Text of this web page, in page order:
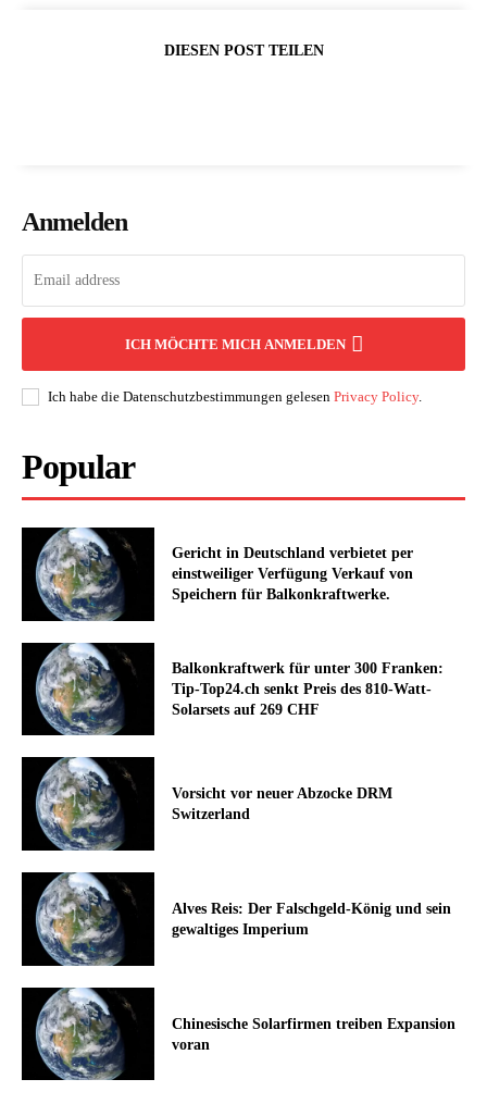
DIESEN POST TEILEN
Anmelden
ICH MÖCHTE MICH ANMELDEN
Ich habe die Datenschutzbestimmungen gelesen Privacy Policy.
Popular
Gericht in Deutschland verbietet per
einstweiliger Verfügung Verkauf von
Speichern für Balkonkraftwerke.
Balkonkraftwerk für unter 300 Franken:
Tip-Top24.ch senkt Preis des 810-Watt-
Solarsets auf 269 CHF
Vorsicht vor neuer Abzocke DRM
Switzerland
Alves Reis: Der Falschgeld-König und sein
gewaltiges Imperium
Chinesische Solarfirmen treiben Expansion
voran